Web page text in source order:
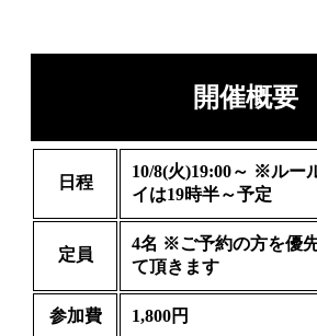
開催概要
日程
10/8(火)19:00～ ※ルー
イは19時半～予定
定員
4名 ※ご予約の方を優
て頂きます
参加費 1,800円